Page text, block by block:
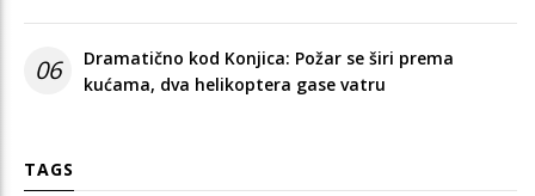
06
Dramatično kod Konjica: Požar se širi prema
kućama, dva helikoptera gase vatru
TAGS